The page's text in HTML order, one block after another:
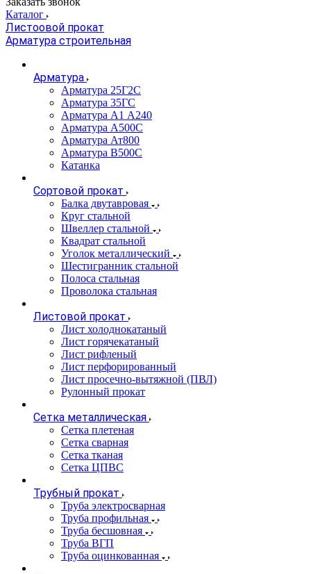
Каталог
Листоовой прокат
Арматура строительная
Арматура
Арматура 25Г2С
Арматура 35ГС
Арматура А1 А240
Арматура А500С
Арматура Ат800
Арматура В500С
Катанка
Сортовой прокат
Балка двутавровая
Круг стальной
Швеллер стальной
Квадрат стальной
Уголок металлический
Шестигранник стальной
Полоса стальная
Проволока стальная
Листовой прокат
Лист холоднокатаный
Лист горячекатаный
Лист рифленый
Лист перфорированный
Лист просечно-вытяжной (ПВЛ)
Рулонный прокат
Сетка металлическая
Сетка плетеная
Сетка сварная
Сетка тканая
Сетка ЦПВС
Трубный прокат
Труба электросварная
Труба профильная
Труба бесшовная
Труба ВГП
Труба оцинкованная